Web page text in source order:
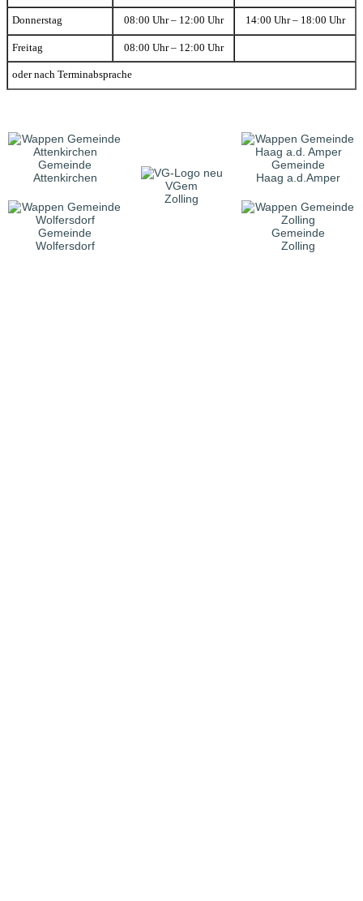
Donnerstag 08:00 Uhr – 12:00 Uhr 14:00 Uhr – 18:00 Uhr
Freitag 08:00 Uhr – 12:00 Uhr
oder nach Terminabsprache
Gemeinde
Attenkirchen
VGem
Zolling
Gemeinde
Haag a.d.Amper
Gemeinde
Wolfersdorf
Gemeinde
Zolling